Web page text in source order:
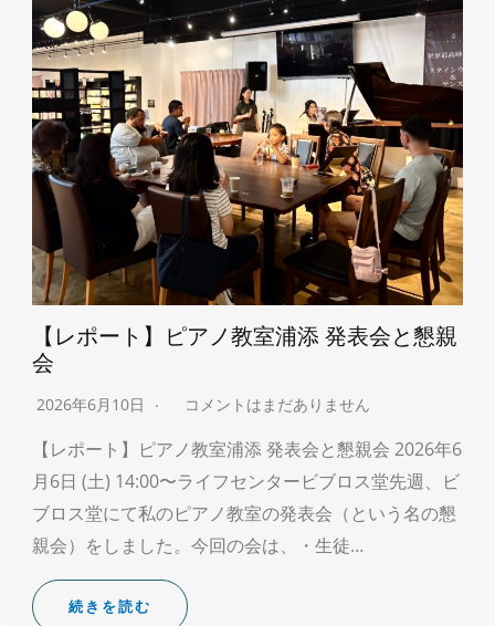
【レポート】ピアノ教室浦添 発表会と懇親
会
2026年6月10日 コメントはまだありません
【レポート】ピアノ教室浦添 発表会と懇親会 2026年6
月6日 (土) 14:00〜ライフセンタービブロス堂先週、ビ
ブロス堂にて私のピアノ教室の発表会（という名の懇
親会）をしました。今回の会は、・生徒…
続きを読む